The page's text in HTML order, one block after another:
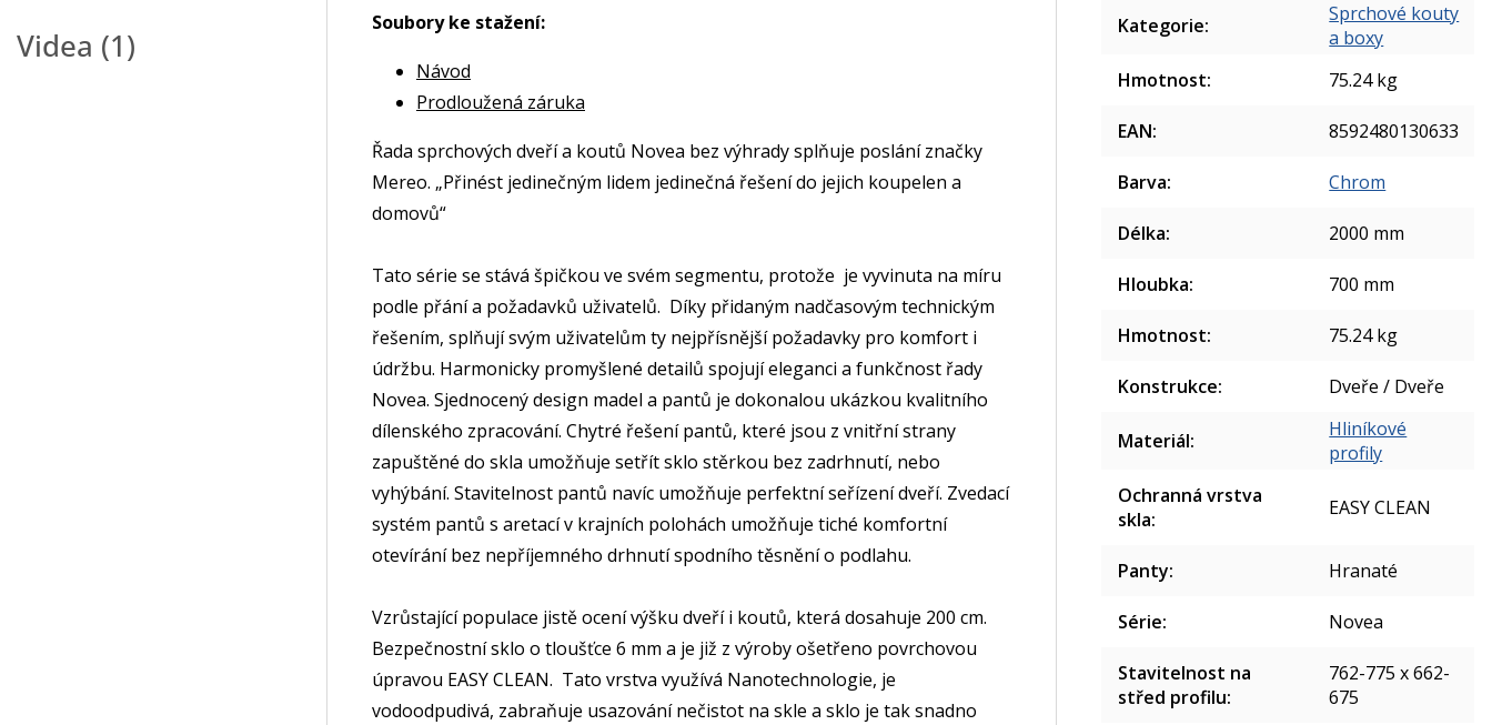
Videa (1)
Soubory ke stažení:
Návod
Prodloužená záruka
Řada sprchových dveří a koutů Novea bez výhrady splňuje poslání značky
Mereo. „Přinést jedinečným lidem jedinečná řešení do jejich koupelen a
domovů“
Tato série se stává špičkou ve svém segmentu, protože je vyvinuta na míru
podle přání a požadavků uživatelů. Díky přidaným nadčasovým technickým
řešením, splňují svým uživatelům ty nejpřísnější požadavky pro komfort i
údržbu. Harmonicky promyšlené detailů spojují eleganci a funkčnost řady
Novea. Sjednocený design madel a pantů je dokonalou ukázkou kvalitního
dílenského zpracování. Chytré řešení pantů, které jsou z vnitřní strany
zapuštěné do skla umožňuje setřít sklo stěrkou bez zadrhnutí, nebo
vyhýbání. Stavitelnost pantů navíc umožňuje perfektní seřízení dveří. Zvedací
systém pantů s aretací v krajních polohách umožňuje tiché komfortní
otevírání bez nepříjemného drhnutí spodního těsnění o podlahu.
Vzrůstající populace jistě ocení výšku dveří i koutů, která dosahuje 200 cm.
Bezpečnostní sklo o tloušťce 6 mm a je již z výroby ošetřeno povrchovou
úpravou EASY CLEAN. Tato vrstva využívá Nanotechnologie, je
vodoodpudivá, zabraňuje usazování nečistot na skle a sklo je tak snadno
Kategorie:
Sprchové kouty
a boxy
Hmotnost: 75.24 kg
EAN: 8592480130633
Barva: Chrom
Délka: 2000 mm
Hloubka: 700 mm
Hmotnost: 75.24 kg
Konstrukce: Dveře / Dveře
Materiál:
Hliníkové
profily
Ochranná vrstva
skla: EASY CLEAN
Panty: Hranaté
Série: Novea
Stavitelnost na
střed profilu:
762-775 x 662-
675